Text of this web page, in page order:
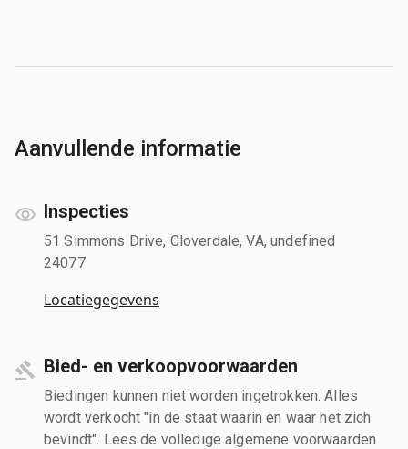
Aanvullende informatie
Inspecties
51 Simmons Drive, Cloverdale, VA, undefined
24077
Locatiegegevens
Bied- en verkoopvoorwaarden
Biedingen kunnen niet worden ingetrokken. Alles
wordt verkocht "in de staat waarin en waar het zich
bevindt". Lees de volledige algemene voorwaarden